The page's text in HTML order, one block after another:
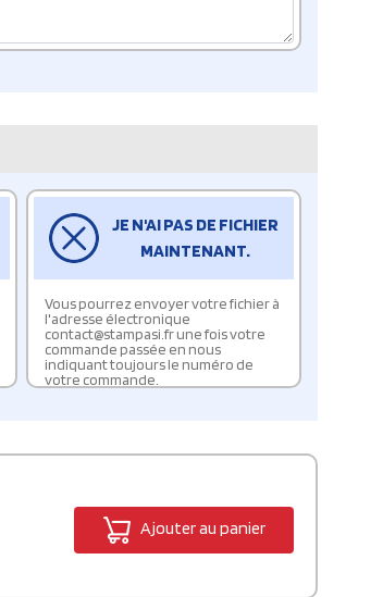
JE N'AI PAS DE FICHIER
MAINTENANT.
Vous pourrez envoyer votre fichier à
l'adresse électronique
contact@stampasi.fr une fois votre
commande passée en nous
indiquant toujours le numéro de
votre commande.
Ajouter au panier